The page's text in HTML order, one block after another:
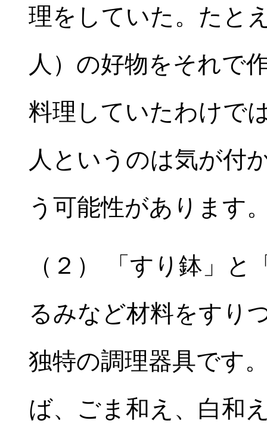
理をしていた。たと
人）の好物をそれで
料理していたわけで
人というのは気が付
う可能性があります
（２） 「すり鉢」
るみなど材料をすり
独特の調理器具です
ば、ごま和え、白和